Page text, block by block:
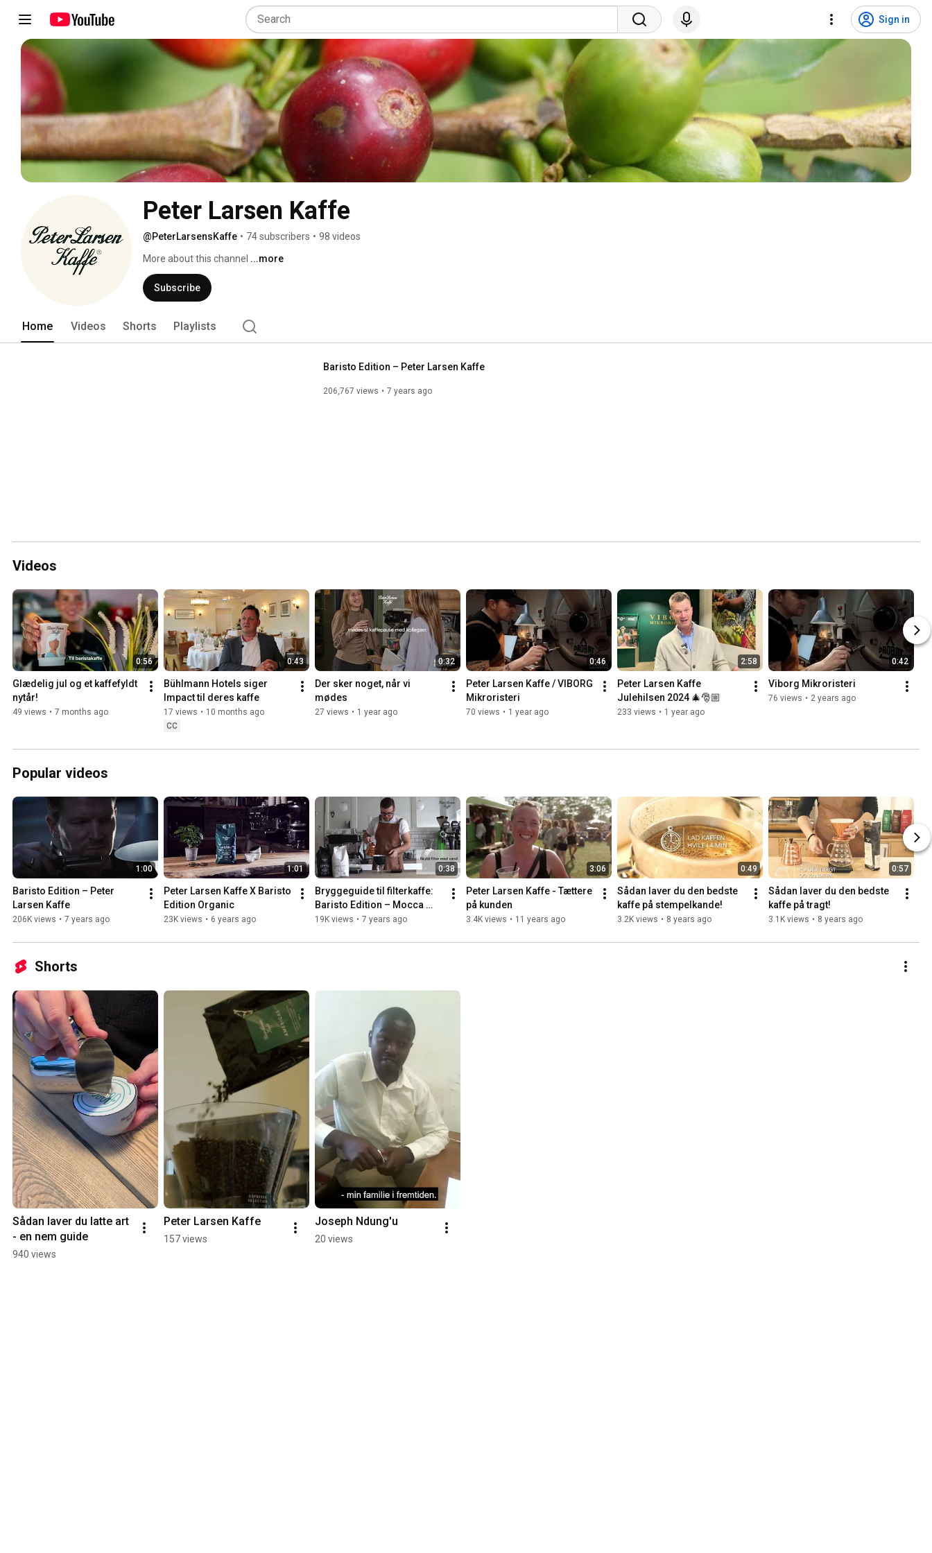
Sign in
Peter Larsen Kaffe
@PeterLarsensKaffe • 74 subscribers • 98 videos
More about this channel ...more
Subscribe
Home Videos Shorts Playlists
Baristo Edition – Peter Larsen Kaffe
206,767 views 7 years ago
Videos
0:56
Glædelig jul og et kaffefyldt
nytår!
49 views • 7 months ago
0:43
Bühlmann Hotels siger
Impact til deres kaffe
17 views • 10 months ago
CC
0:32
Der sker noget, når vi
mødes
27 views • 1 year ago
0:46
Peter Larsen Kaffe / VIBORG
Mikroristeri
70 views • 1 year ago
2:58
Peter Larsen Kaffe
Julehilsen 2024 🎄🎅🏼
233 views • 1 year ago
0:42
Viborg Mikroristeri
76 views • 2 years ago
Popular videos
1:00
Baristo Edition – Peter
Larsen Kaffe
206K views • 7 years ago
1:01
Peter Larsen Kaffe X Baristo
Edition Organic
23K views • 6 years ago
0:38
Bryggeguide til filterkaffe:
Baristo Edition – Mocca
Type
19K views • 7 years ago
3:06
Peter Larsen Kaffe - Tættere
på kunden
3.4K views • 11 years ago
0:49
Sådan laver du den bedste
kaffe på stempelkande!
3.2K views • 8 years ago
0:57
Sådan laver du den bedste
kaffe på tragt!
3.1K views • 8 years ago
Shorts
Sådan laver du latte art
- en nem guide
940 views
Peter Larsen Kaffe
157 views
Joseph Ndung'u
20 views